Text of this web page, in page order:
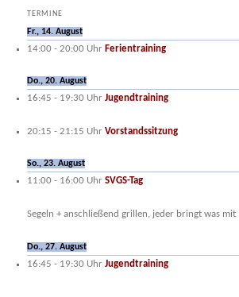
TERMINE
Fr., 14. August
14:00 -20:00 Uhr Ferientraining
Do., 20. August
16:45 - 19:30 UhrJugendtraining
20:15 -21:15 UhrVorstandssitzung
So., 23. August
11:00 - 16:00 UhrSVGS-Tag
Segeln + anschließend grillen, jeder bringt was mit
Do., 27. August
16:45 - 19:30 UhrJugendtraining